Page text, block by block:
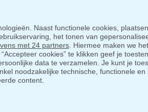
Naast functionele cookies,
het tonen van
met 24 partners. Hiermee maken we
cookies” te klikken geef je
data te verzamelen. Je kunt je
noodzakelijke technische, functionele
content.